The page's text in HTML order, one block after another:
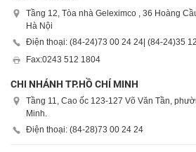
Tầng 12, Tòa nhà Geleximco , 36 Hoàng
Hà Nội
Điện thoại: (84-24)73 00 24 24 | (84-24)35
Fax:0243 512 1804
CHI NHÁNH TP.HỒ CHÍ MINH
Tầng 11, Cao ốc 123-127 Võ Văn Tần,
Minh.
Điện thoại: (84-28)73 00 24 24